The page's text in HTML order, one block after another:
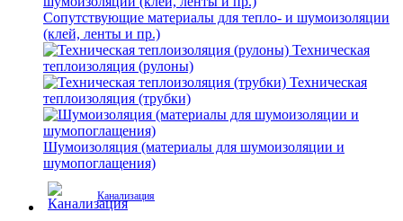
Сопутствующие материалы для тепло- и шумоизоляции
(клей, ленты и пр.)
Техническая
теплоизоляция (рулоны)
Техническая
теплоизоляция (трубки)
Шумоизоляция (материалы для шумоизоляции и
шумопоглащения)
Канализация